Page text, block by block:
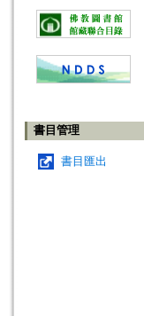
書目管理
書目匯出